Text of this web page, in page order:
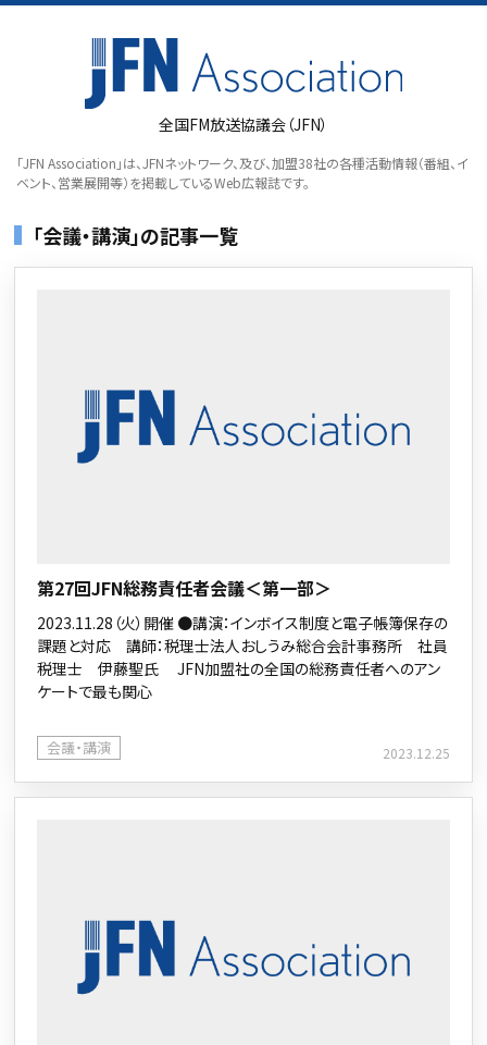
全国FM放送協議会（JFN）
「JFN Association」は、JFNネットワーク、及び、加盟38社の各種活動情報（番組、イ
ベント、営業展開等）を掲載しているWeb広報誌です。
「会議・講演」の記事一覧
第27回JFN総務責任者会議＜第一部＞
2023.11.28（火）開催 ●講演：インボイス制度と電子帳簿保存の
課題と対応 講師：税理士法人おしうみ総合会計事務所 社員
税理士 伊藤聖氏 JFN加盟社の全国の総務責任者へのアン
ケートで最も関心
会議・講演 2023.12.25